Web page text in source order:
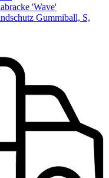
'Wave'
Gummiball, S,